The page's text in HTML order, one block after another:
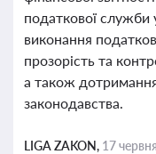
податкової служби
виконання
прозорість та
а також
законодавства.
LIGA ZAKON, 17